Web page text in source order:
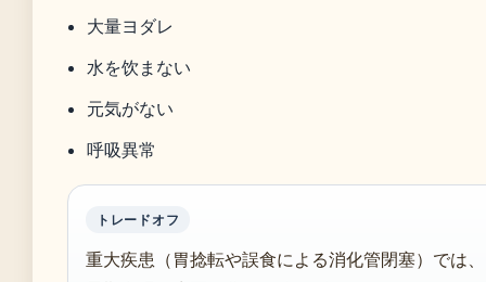
大量ヨダレ
水を饮まない
元気がない
呼吸異常
トレードオフ
重大疾患（胃捻転や誤食による消化管閉塞）では、